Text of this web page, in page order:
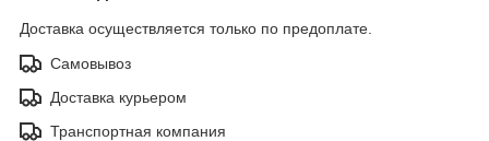
Доставка осуществляется только по предоплате.
Самовывоз
Доставка курьером
Транспортная компания